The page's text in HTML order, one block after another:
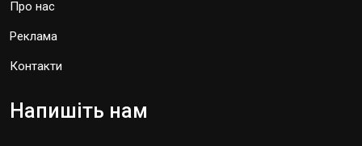
Про нас
Реклама
Контакти
Напишіть нам